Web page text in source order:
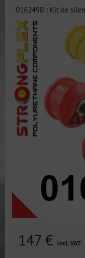
016249B : Kit de
147 € incl. VAT